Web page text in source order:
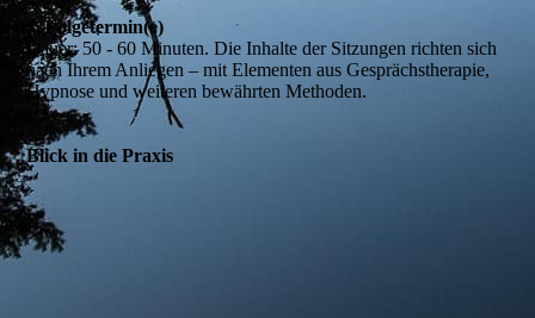
3. Folgetermin(e)
Dauer: 50 - 60 Minuten. Die Inhalte der Sitzungen richten sich
nach Ihrem Anliegen – mit Elementen aus Gesprächstherapie,
Hypnose und weiteren bewährten Methoden.
Blick in die Praxis